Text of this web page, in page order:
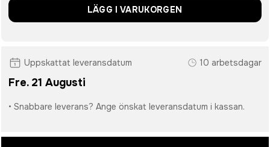
LÄGG I VARUKORGEN
Uppskattat leveransdatum 10 arbetsdagar
Fre. 21 Augusti
• Snabbare leverans? Ange önskat leveransdatum i kassan.